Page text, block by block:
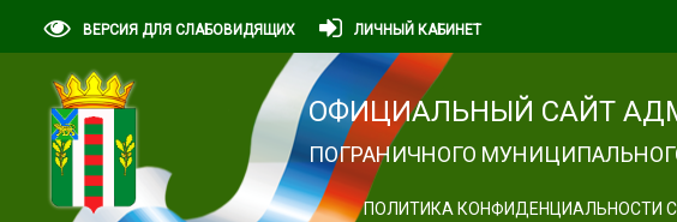
ВЕРСИЯ ДЛЯ СЛАБОВИДЯЩИХ ЛИЧНЫЙ КАБИНЕТ
ОФИЦИАЛЬНЫЙ САЙТ
ПОГРАНИЧНОГО
ПОЛИТИКА КОНФИДЕНЦИАЛЬНОСТИ